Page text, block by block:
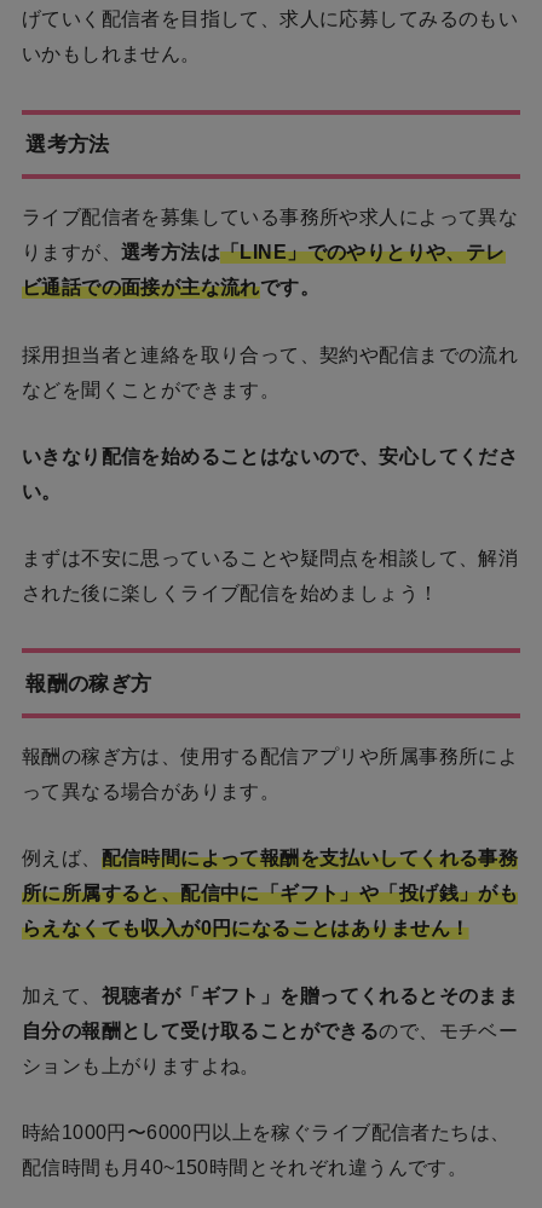
げていく配信者を目指して、求人に応募してみるのもい
いかもしれません。
選考方法
ライブ配信者を募集している事務所や求人によって異な
りますが、 選考方法は「LINE」でのやりとりや、テレ
ビ通話での面接が主な流れです。
採用担当者と連絡を取り合って、契約や配信までの流れ
などを聞くことができます。
いきなり配信を始めることはないので、安心してくださ
い。
まずは不安に思っていることや疑問点を相談して、解消
された後に楽しくライブ配信を始めましょう！
報酬の稼ぎ方
報酬の稼ぎ方は、使用する配信アプリや所属事務所によ
って異なる場合があります。
例えば、 配信時間によって報酬を支払いしてくれる事務
所に所属すると、配信中に「ギフト」や「投げ銭」がも
らえなくても収入が0円になることはありません！
加えて、 視聴者が「ギフト」を贈ってくれるとそのまま
自分の報酬として受け取ることができるので、モチベー
ションも上がりますよね。
時給1000円〜6000円以上を稼ぐライブ配信者たちは、
配信時間も月40~150時間とそれぞれ違うんです。